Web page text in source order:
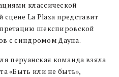
классической
La Plaza представит
шекспировской
с синдромом Дауна.
перуанская команда взяла
«Быть или не быть»,